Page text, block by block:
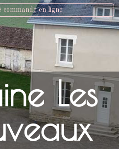
commande en ligne
Les